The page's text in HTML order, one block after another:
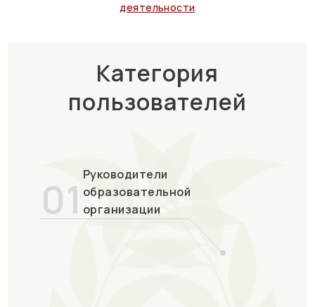
деятельности
Категория
пользователей
01 Руководители
образовательной
организации